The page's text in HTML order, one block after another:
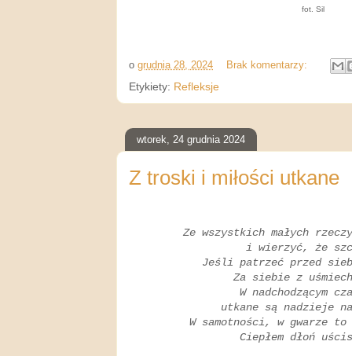
fot. Sil
o grudnia 28, 2024
Brak komentarzy:
Etykiety: Refleksje
wtorek, 24 grudnia 2024
Z troski i miłości utkane
Ze wszystkich małych
i wierzyć, że
Jeśli patrzeć przed
Za siebie z
W nadchodzącym
utkane są nadzieje
W samotności, w gwarze
Ciepłem dłoń